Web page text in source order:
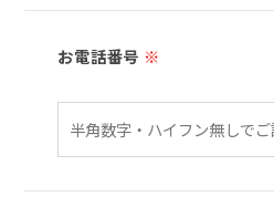
お電話番号 ※